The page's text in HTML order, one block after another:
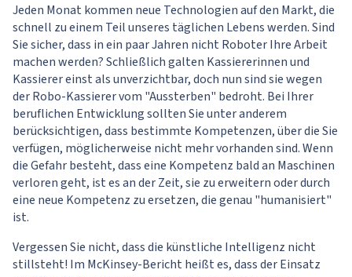
Jeden Monat kommen neue Technologien auf den Markt, die
schnell zu einem Teil unseres täglichen Lebens werden. Sind
Sie sicher, dass in ein paar Jahren nicht Roboter Ihre Arbeit
machen werden? Schließlich galten Kassiererinnen und
Kassierer einst als unverzichtbar, doch nun sind sie wegen
der Robo-Kassierer vom "Aussterben" bedroht. Bei Ihrer
beruflichen Entwicklung sollten Sie unter anderem
berücksichtigen, dass bestimmte Kompetenzen, über die Sie
verfügen, möglicherweise nicht mehr vorhanden sind. Wenn
die Gefahr besteht, dass eine Kompetenz bald an Maschinen
verloren geht, ist es an der Zeit, sie zu erweitern oder durch
eine neue Kompetenz zu ersetzen, die genau "humanisiert"
ist.
Vergessen Sie nicht, dass die künstliche Intelligenz nicht
stillsteht! Im McKinsey-Bericht heißt es, dass der Einsatz